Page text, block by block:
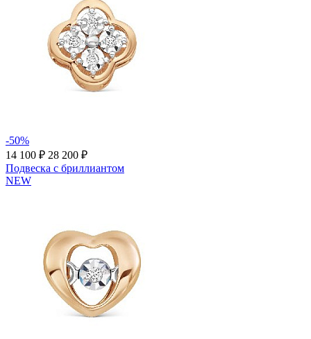
-50%
14 100 ₽ 28 200 ₽
Подвеска с бриллиантом
NEW